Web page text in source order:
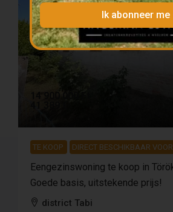
TE KOOP DIRECT BESCHIKBAAR
Eengezinswoning te koop in
Goede basis, uitstekende prijs!
district Tabi
Ik abonneer me